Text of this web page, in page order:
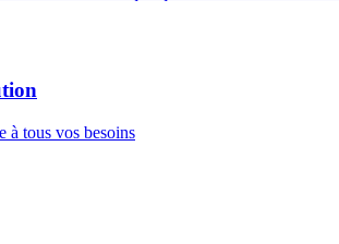
à tous vos besoins